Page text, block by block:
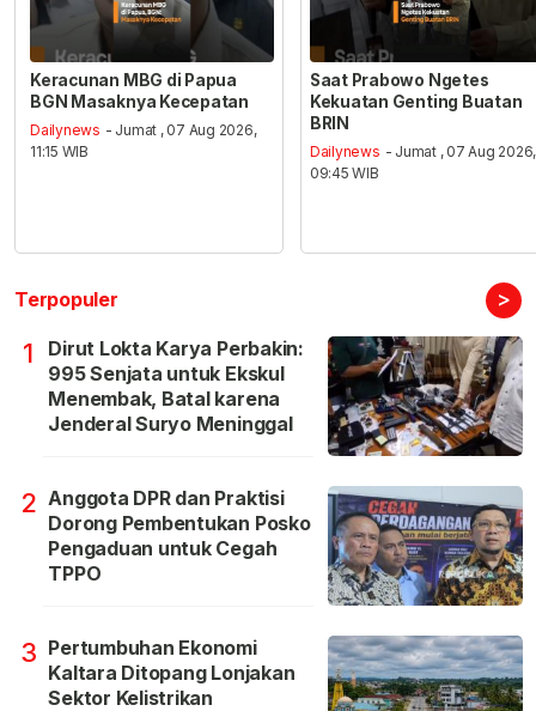
Keracunan MBG di Papua
BGN Masaknya Kecepatan
Dailynews - Jumat , 07 Aug 2026,
11:15 WIB
Saat Prabowo Ngetes
Kekuatan Genting Buatan
BRIN
Dailynews - Jumat , 07 Aug 2026,
09:45 WIB
Terpopuler >
1
Dirut Lokta Karya Perbakin:
995 Senjata untuk Ekskul
Menembak, Batal karena
Jenderal Suryo Meninggal
2 Anggota DPR dan Praktisi
Dorong Pembentukan Posko
Pengaduan untuk Cegah
TPPO
3 Pertumbuhan Ekonomi
Kaltara Ditopang Lonjakan
Sektor Kelistrikan